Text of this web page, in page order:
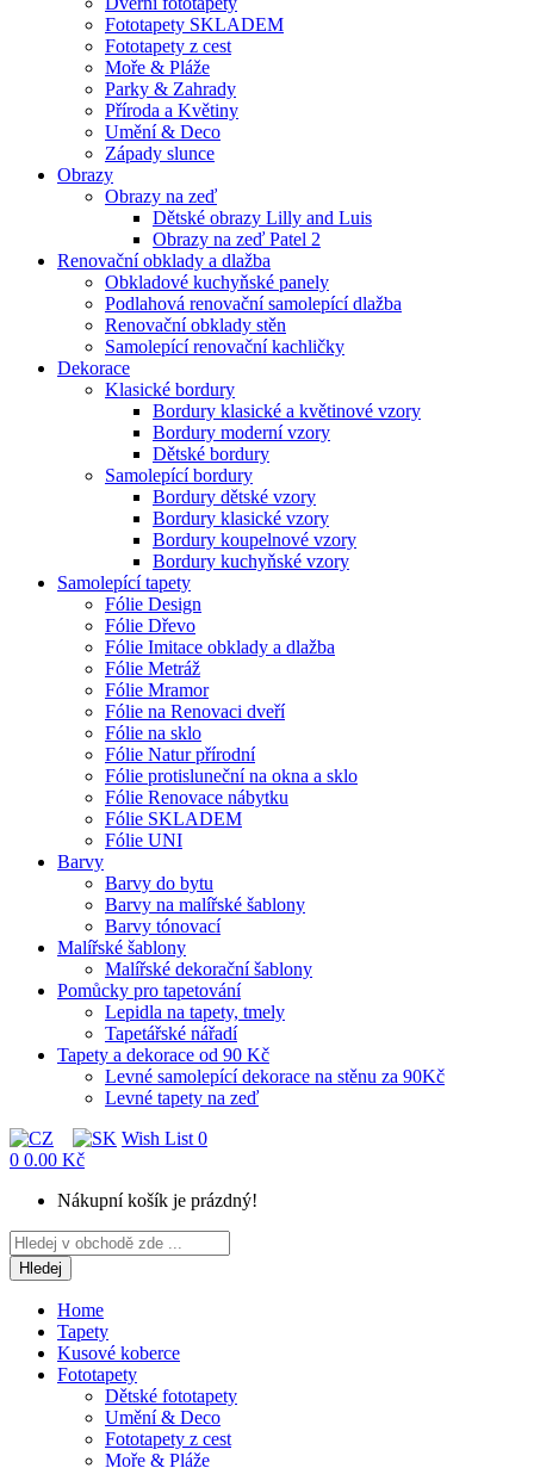
Fototapety SKLADEM
Fototapety z cest
Moře & Pláže
Parky & Zahrady
Příroda a Květiny
Umění & Deco
Západy slunce
Obrazy
Obrazy na zeď
Dětské obrazy Lilly and Luis
Obrazy na zeď Patel 2
Renovační obklady a dlažba
Obkladové kuchyňské panely
Podlahová renovační samolepící dlažba
Renovační obklady stěn
Samolepící renovační kachličky
Dekorace
Klasické bordury
Bordury klasické a květinové vzory
Bordury moderní vzory
Dětské bordury
Samolepící bordury
Bordury dětské vzory
Bordury klasické vzory
Bordury koupelnové vzory
Bordury kuchyňské vzory
Samolepící tapety
Fólie Design
Fólie Dřevo
Fólie Imitace obklady a dlažba
Fólie Metráž
Fólie Mramor
Fólie na Renovaci dveří
Fólie na sklo
Fólie Natur přírodní
Fólie protisluneční na okna a sklo
Fólie Renovace nábytku
Fólie SKLADEM
Fólie UNI
Barvy
Barvy do bytu
Barvy na malířské šablony
Barvy tónovací
Malířské šablony
Malířské dekorační šablony
Pomůcky pro tapetování
Lepidla na tapety, tmely
Tapetářské nářadí
Tapety a dekorace od 90 Kč
Levné samolepící dekorace na stěnu za 90Kč
Levné tapety na zeď
Wish List 0
0 0.00 Kč
Nákupní košík je prázdný!
Hledej
Home
Tapety
Kusové koberce
Fototapety
Dětské fototapety
Umění & Deco
Fototapety z cest
Moře & Pláže